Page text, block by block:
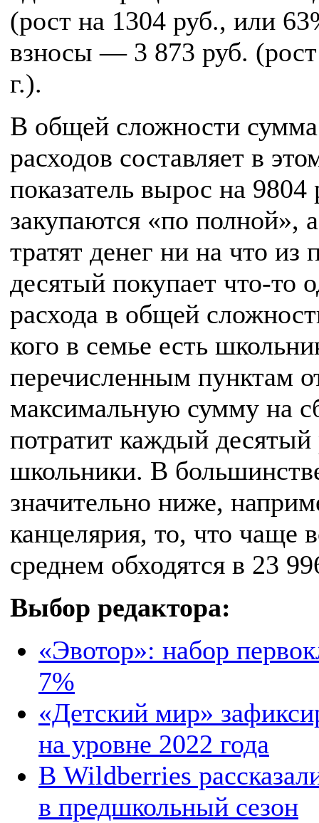
(рост на 1304 руб., или
взносы — 3 873 руб.
г.).
В общей сложности сумма
расходов составляет в
показатель вырос на
закупаются «по полной»,
тратят денег ни на что
десятый покупает что-то
расхода в общей
кого в семье есть
перечисленным пунктам
максимальную сумму на
потратит каждый десятый
школьники. В
значительно ниже,
канцелярия, то, что чаще
среднем обходятся в 23
Выбор редактора:
«Эвотор»: набор
7%
«Детский мир»
на уровне 2022 года
В Wildberries
в предшкольный сезон